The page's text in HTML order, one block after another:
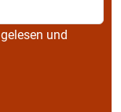
gelesen und